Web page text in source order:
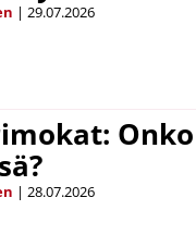
| 29.07.2026
| 28.07.2026